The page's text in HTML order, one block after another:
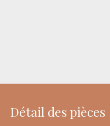
Détail des pièces